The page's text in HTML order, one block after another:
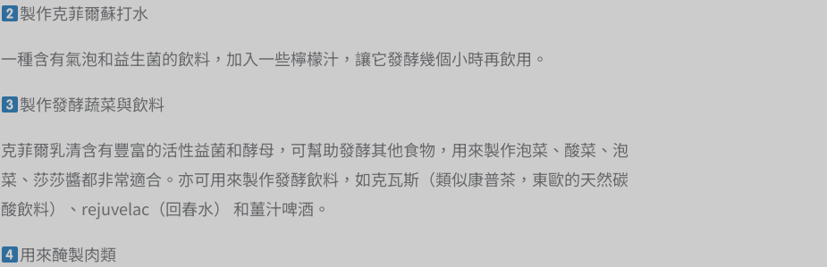
製作克菲爾蘇打水
一種含有氣泡和益生菌的飲料，加入一些檸檬汁，讓它發酵幾個小時再飲用。
製作發酵蔬菜與飲料
克菲爾乳清含有豐富的活性益菌和酵母，可幫助發酵其他食物，用來製作泡菜、酸菜、泡
菜、莎莎醬都非常適合。亦可用來製作發酵飲料，如克瓦斯（類似康普茶，東歐的天然碳
酸飲料）、rejuvelac（回春水） 和薑汁啤酒。
用來醃製肉類